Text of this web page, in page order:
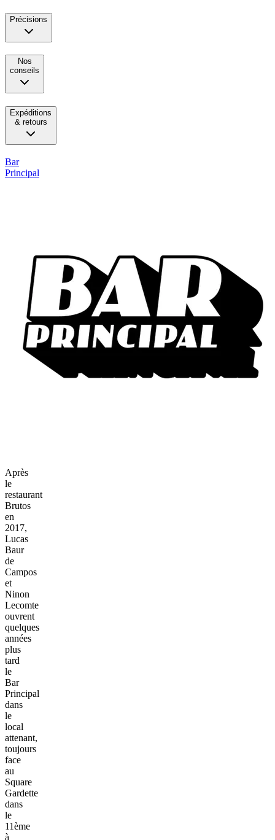
Précisions
Nos
conseils
Expéditions
& retours
Bar
Principal
Après
le
restaurant
Brutos
en
2017,
Lucas
Baur
de
Campos
et
Ninon
Lecomte
ouvrent
quelques
années
plus
tard
le
Bar
Principal
dans
le
local
attenant,
toujours
face
au
Square
Gardette
dans
le
11ème
à